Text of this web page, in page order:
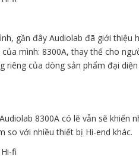
gần đây Audiolab đã giới thiệu
mình: 8300A, thay thế cho
của dòng sản phẩm đại
8300A có lẽ vẫn sẽ khiến
so với nhiều thiết bị Hi-end khác.